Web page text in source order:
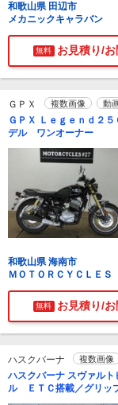
和歌山県 田辺市
メカニックキャラバン
無料 お見積り/
ＧＰＸ 複数画像 動
ＧＰＸ Ｌｅｇｅｎｄ
デル ワンオーナー
和歌山県 海南市
ＭＯＴＯＲＣＹＣＬＥ
無料 お見積り/
ハスクバーナ 複数画像
ハスクバーナ スヴァル
ル ＥＴＣ搭載／グリッ